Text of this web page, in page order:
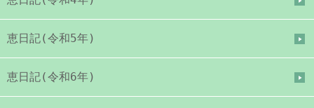
恵日記(令和5年)
恵日記(令和6年)